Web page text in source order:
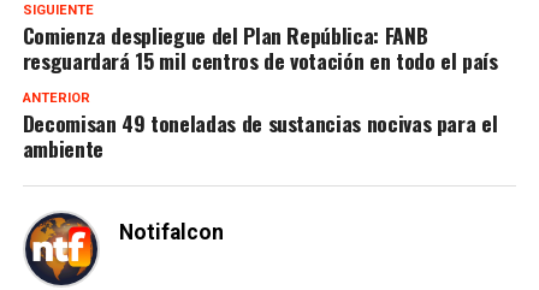
SIGUIENTE
Comienza despliegue del Plan República: FANB
resguardará 15 mil centros de votación en todo el país
ANTERIOR
Decomisan 49 toneladas de sustancias nocivas para el
ambiente
Notifalcon